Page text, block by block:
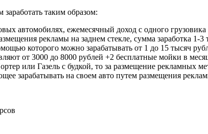
таким образом:
автомобилях, ежемесячный доход с одного грузовика
рекламы на заднем стекле, сумма заработка 1-3
которого можно зарабатывать от 1 до 15 тысяч
от 3000 до 8000 рублей +2 бесплатные мойки в
или Газель с будкой, то за размещение рекламных
зарабатывать на своем авто путем размещения